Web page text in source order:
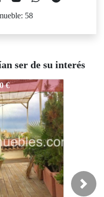
58
ser de su interés
3773-
€
Next